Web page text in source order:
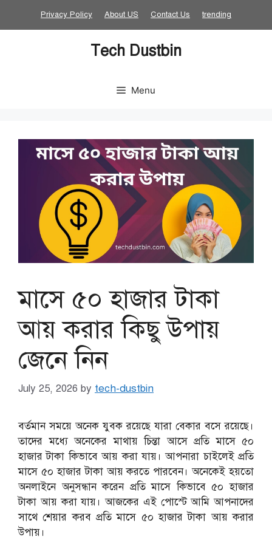
Privacy Policy About US Contact Us trending
Tech Dustbin
Menu
মাসে ৫০ হাজার টাকা
আয় করার কিছু উপায়
জেনে নিন
July 25, 2026 by tech-dustbin
বর্তমান সময়ে অনেক যুবক রয়েছে যারা বেকার বসে রয়েছে।
তাদের মধ্যে অনেকের মাথায় চিন্তা আসে প্রতি মাসে ৫০
হাজার টাকা কিভাবে আয় করা যায়। আপনারা চাইলেই প্রতি
মাসে ৫০ হাজার টাকা আয় করতে পারবেন। অনেকেই হয়তো
অনলাইনে অনুসন্ধান করেন প্রতি মাসে কিভাবে ৫০ হাজার
টাকা আয় করা যায়। আজকের এই পোস্টে আমি আপনাদের
সাথে শেয়ার করব প্রতি মাসে ৫০ হাজার টাকা আয় করার
উপায়।